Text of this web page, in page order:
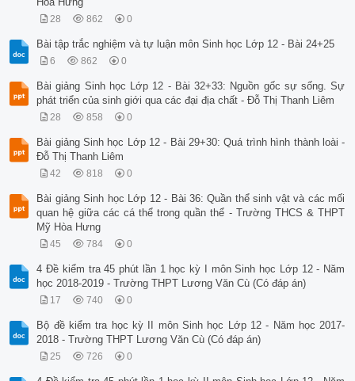
28 862 0
Bài tập trắc nghiệm và tự luận môn Sinh học Lớp 12 - Bài 24+25
6 862 0
Bài giảng Sinh học Lớp 12 - Bài 32+33: Nguồn gốc sự sống. Sự
phát triển của sinh giới qua các đại địa chất - Đỗ Thị Thanh Liêm
28 858 0
Bài giảng Sinh học Lớp 12 - Bài 29+30: Quá trình hình thành loài -
Đỗ Thị Thanh Liêm
42 818 0
Bài giảng Sinh học Lớp 12 - Bài 36: Quần thể sinh vật và các mối
quan hệ giữa các cá thể trong quần thể - Trường THCS & THPT
Mỹ Hòa Hưng
45 784 0
4 Đề kiểm tra 45 phút lần 1 học kỳ I môn Sinh học Lớp 12 - Năm
học 2018-2019 - Trường THPT Lương Văn Cù (Có đáp án)
17 740 0
Bộ đề kiểm tra học kỳ II môn Sinh học Lớp 12 - Năm học 2017-
2018 - Trường THPT Lương Văn Cù (Có đáp án)
25 726 0